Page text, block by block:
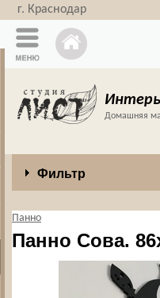
г. Краснодар
Домашняя
Фильтр
Панно
Панно Сова.